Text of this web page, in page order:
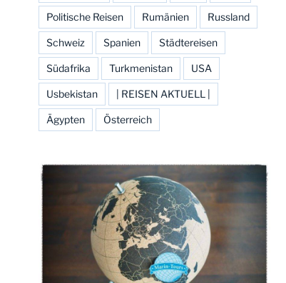
Politische Reisen Rumänien Russland
Schweiz Spanien Städtereisen
Südafrika Turkmenistan USA
Usbekistan | REISEN AKTUELL |
Ägypten Österreich